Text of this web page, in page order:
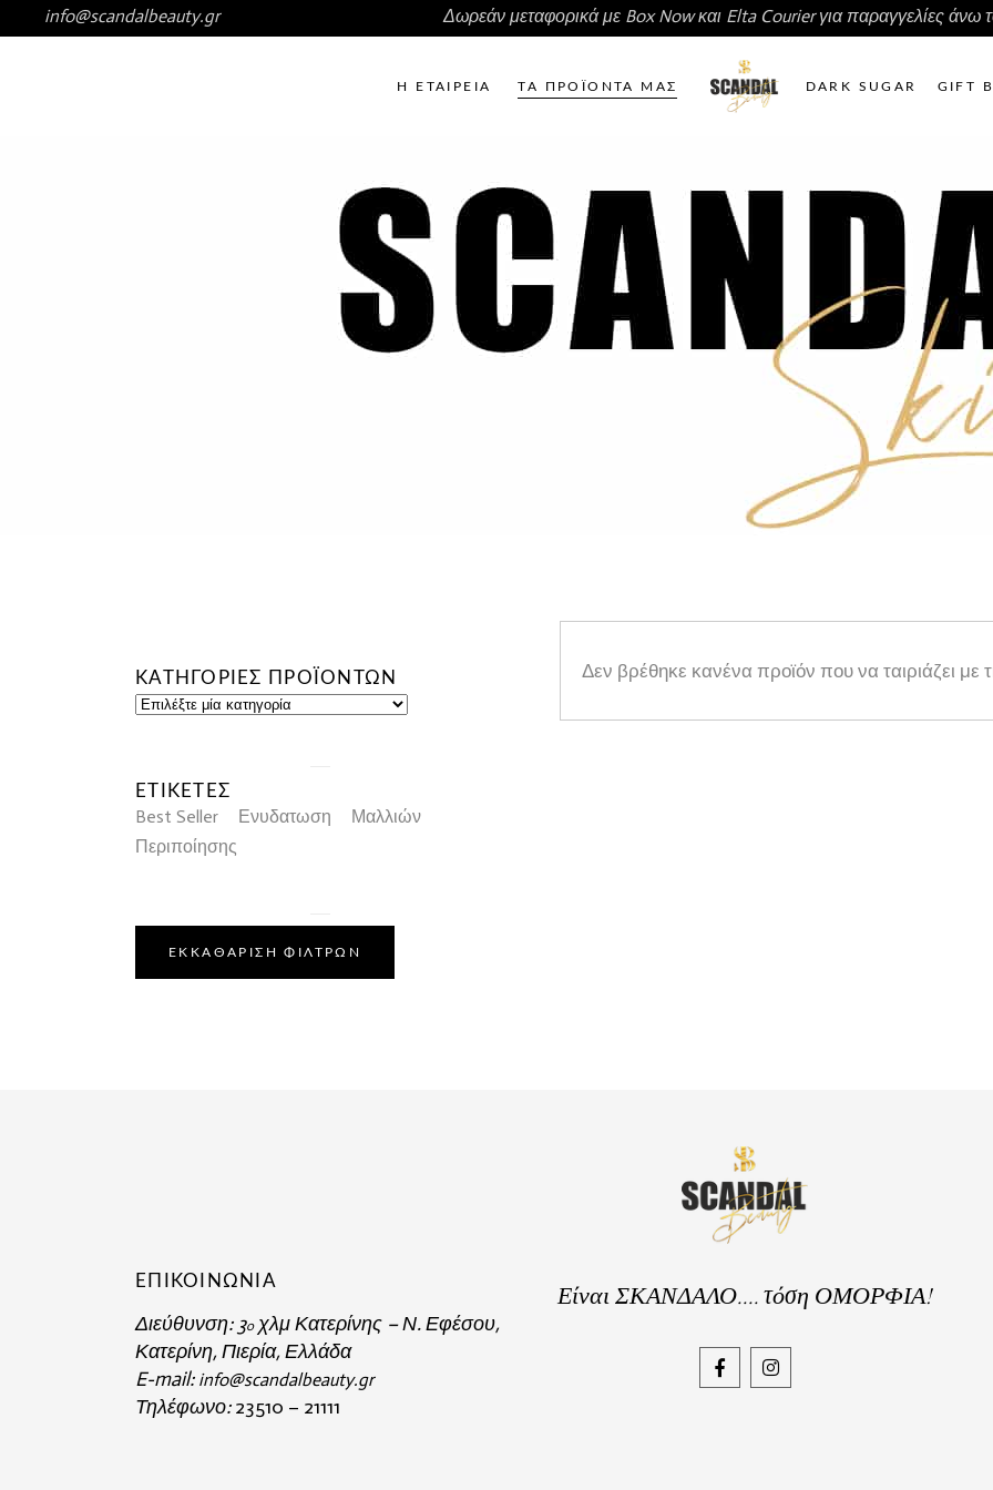
info@scandalbeauty.gr Δωρεάν μεταφορικά με Box Now και Elta Courier για παραγγελίες άνω
Η ΕΤΑΙΡΕΊΑ ΤΑ ΠΡΟΪΟΝΤΑ ΜΑΣ DARK SUGAR GIFT
Δεν βρέθηκε κανένα προϊόν που να ταιριάζει με
ΚΑΤΗΓΟΡΙΕΣ ΠΡΟΪΟΝΤΩΝ
ΕΤΙΚΕΤΕΣ
Best Seller Ενυδατωση
Μαλλιών
Περιποίησης
ΕΚΚΑΘΑΡΙΣΗ ΦΙΛΤΡΩΝ
ΕΠΙΚΟΙΝΩΝΙΑ
Διεύθυνση: 3oχλμ Κατερίνης – Ν. Εφέσου,
Κατερίνη, Πιερία, Ελλάδα
E-mail: info@scandalbeauty.gr
Τηλέφωνο:23510 – 21111
Είναι ΣΚΑΝΔΑΛΟ.... τόση ΟΜΟΡΦΙΑ!